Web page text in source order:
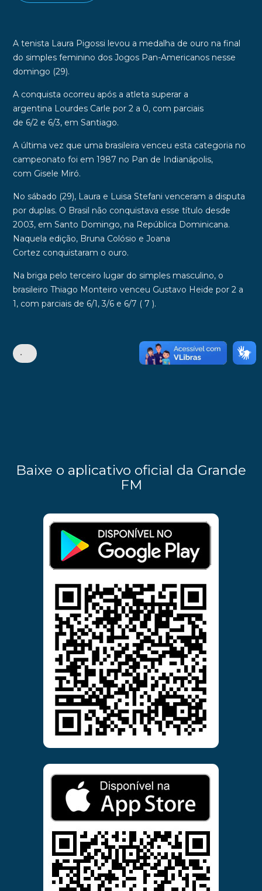
A tenista Laura Pigossi levou a medalha de ouro na final
do simples feminino dos Jogos Pan-Americanosnesse
domingo (29).
A conquista ocorreu após a atleta superar a
argentina Lourdes Carle por2 a 0, com parciais
de 6/2e 6/3, em Santiago.
A última vez que uma brasileira venceu esta categoria no
campeonato foi em 1987 no Pan de Indianápolis,
com Gisele Miró.
No sábado (29), Laura e Luisa Stefani venceram a disputa
por duplas. O Brasil não conquistava esse título desde
2003, em Santo Domingo, na República Dominicana.
Naquela edição, Bruna Colósio e Joana
Cortez conquistaram o ouro.
Na briga pelo terceiro lugar do simples masculino, o
brasileiro Thiago Monteiro venceu Gustavo Heide por 2 a
1, com parciais de 6/1 ,3/6e 6/7 ( 7 ).
•
Baixe o aplicativo oficial da Grande
FM